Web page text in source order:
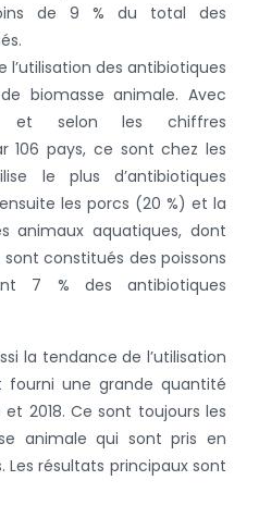
de 9 % du total des
l’utilisation des antibiotiques
biomasse animale. Avec
et selon les chiffres
106 pays, ce sont chez les
le plus d’antibiotiques
les porcs (20 %) et la
animaux aquatiques, dont
constitués des poissons
7 % des antibiotiques
la tendance de l’utilisation
fourni une grande quantité
2018. Ce sont toujours les
animale qui sont pris en
résultats principaux sont